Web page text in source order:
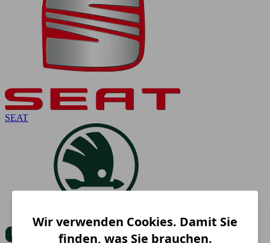
SEAT
Wir verwenden Cookies. Damit Sie
finden, was Sie brauchen.